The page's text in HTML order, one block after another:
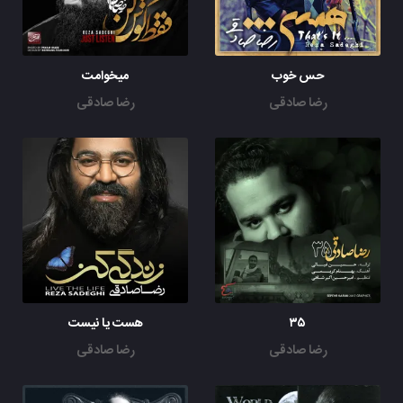
حس خوب
رضا صادقی
میخوامت
رضا صادقی
۳۵
رضا صادقی
هست یا نیست
رضا صادقی